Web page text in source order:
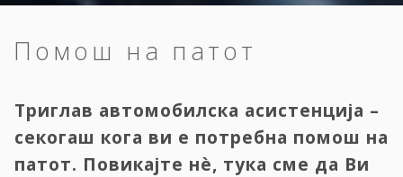
Помош на патот
Триглав автомобилска асистенција –
секогаш кога ви е потребна помош на
патот. Повикајте нè, тука сме да Ви